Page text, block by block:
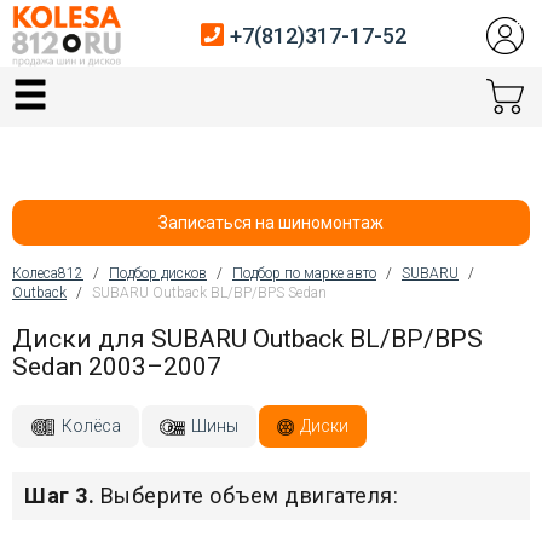
Главная
Автосервис
Услуги шиномонтажа
Хранение шин
+7(812)317-17-52
Записаться на шиномонтаж
Вы здесь
Колеса812 / Подбор дисков / Подбор по марке авто / SUBARU
/
Outback / SUBARU Outback BL/BP/BPS Sedan
Диски для SUBARU Outback BL/BP/BPS
Sedan 2003–2007
Колёса Шины Диски
Шаг 3. Выберите объем двигателя: